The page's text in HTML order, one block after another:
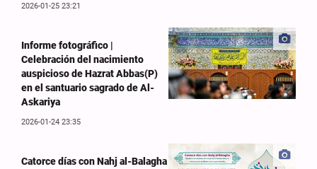
2026-01-25 23:21
Informe fotográfico |
Celebración del nacimiento
auspicioso de Hazrat Abbas(P)
en el santuario sagrado de Al-
Askariya
2026-01-24 23:35
Catorce días con Nahj al-Balagha